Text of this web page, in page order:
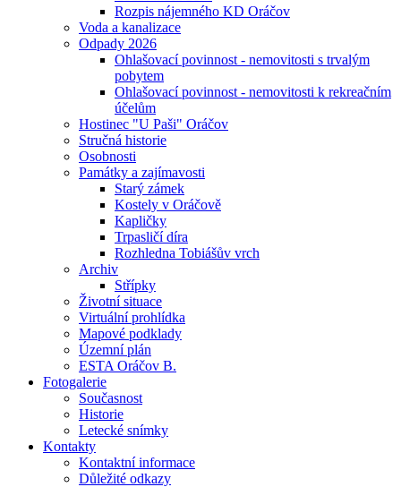
Rozpis nájemného KD Oráčov
Voda a kanalizace
Odpady 2026
Ohlašovací povinnost - nemovitosti s trvalým
pobytem
Ohlašovací povinnost - nemovitosti k rekreačním
účelům
Hostinec "U Paši" Oráčov
Stručná historie
Osobnosti
Památky a zajímavosti
Starý zámek
Kostely v Oráčově
Kapličky
Trpasličí díra
Rozhledna Tobiášův vrch
Archiv
Střípky
Životní situace
Virtuální prohlídka
Mapové podklady
Územní plán
ESTA Oráčov B.
Fotogalerie
Současnost
Historie
Letecké snímky
Kontakty
Kontaktní informace
Důležité odkazy